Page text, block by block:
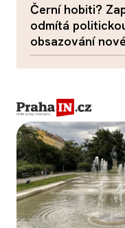
Černí hobiti?
odmítá
obsazování